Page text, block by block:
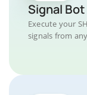
Signal Bot
Execute your
signals from